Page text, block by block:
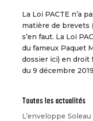
La Loi PACTE n’a
matière de brevets
s’en faut. La Loi
du fameux Paquet
dossier ici) en droit
du 9 décembre
Toutes les actualités
L’enveloppe